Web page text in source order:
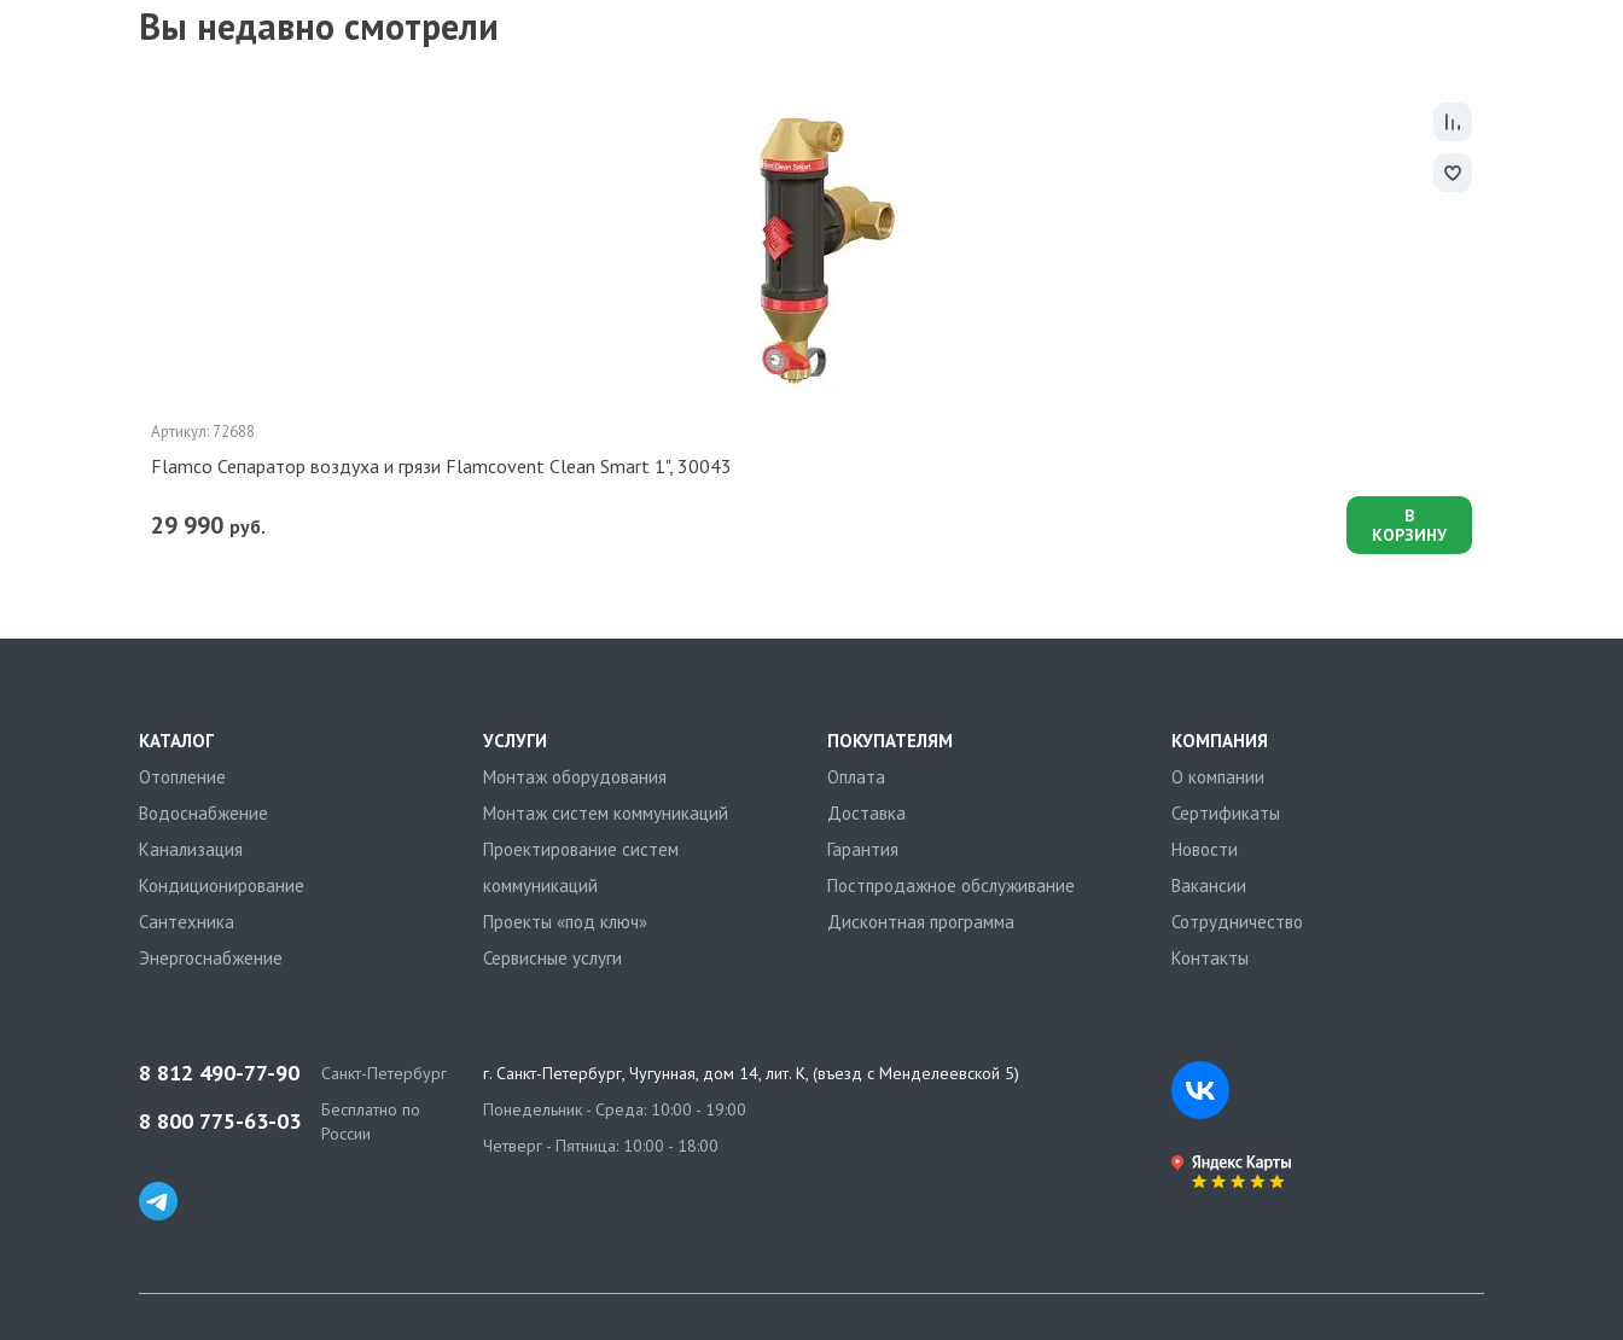
Вы недавно смотрели
Артикул: 72688
Flamco Сепаратор воздуха и грязи Flamcovent Clean Smart 1", 30043
29 990 руб.
В
КОРЗИНУ
КАТАЛОГ
Отопление
Водоснабжение
Канализация
Кондиционирование
Сантехника
Энергоснабжение
УСЛУГИ
Монтаж оборудования
Монтаж систем коммуникаций
Проектирование систем
коммуникаций
Проекты «под ключ»
Сервисные услуги
ПОКУПАТЕЛЯМ
Оплата
Доставка
Гарантия
Постпродажное обслуживание
Дисконтная программа
КОМПАНИЯ
О компании
Сертификаты
Новости
Вакансии
Сотрудничество
Контакты
8 812 490-77-90 Санкт-Петербург
8 800 775-63-03
Бесплатно по
России
г. Санкт-Петербург, Чугунная, дом 14, лит. К, (въезд с Менделеевской 5)
Понедельник - Среда: 10:00 - 19:00
Четверг - Пятница: 10:00 - 18:00